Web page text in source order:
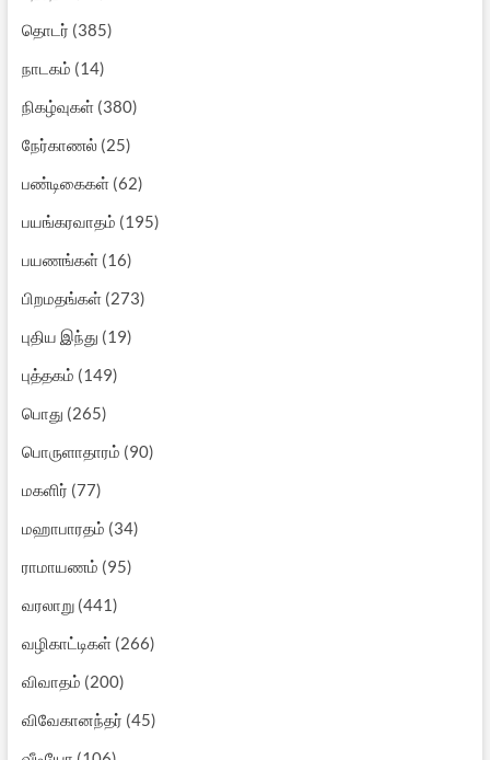
தொடர் (385)
நாடகம் (14)
நிகழ்வுகள்(380)
நேர்காணல்(25)
பண்டிகைகள்(62)
பயங்கரவாதம் (195)
பயணங்கள்(16)
பிறமதங்கள்(273)
புதிய இந்து (19)
புத்தகம் (149)
பொது (265)
பொருளாதாரம் (90)
மகளிர் (77)
மஹாபாரதம் (34)
ராமாயணம் (95)
வரலாறு(441)
வழிகாட்டிகள்(266)
விவாதம் (200)
விவேகானந்தர் (45)